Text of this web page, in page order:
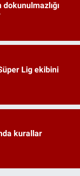
Lig ekibini
kurallar